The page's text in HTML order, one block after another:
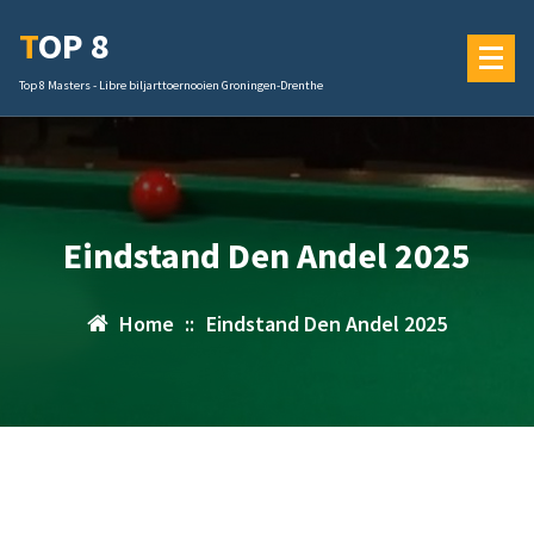
naar
inhoud
TOP 8
Top 8 Masters - Libre biljarttoernooien Groningen-Drenthe
Eindstand Den Andel 2025
Home :: Eindstand Den Andel 2025